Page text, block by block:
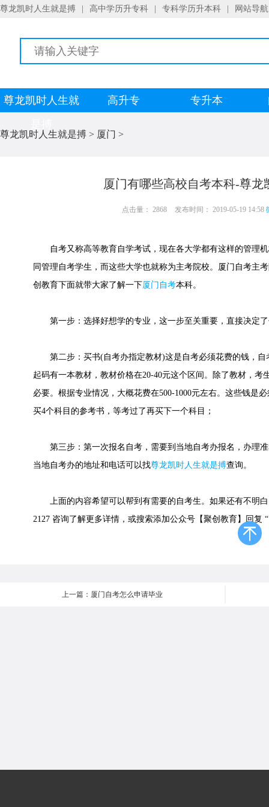
尊龙凯时人生就是搏 高中学历升专科 专科学历升本科 网站导航
尊龙凯时人生就
高升专 专升本
尊龙凯时人生就是搏 > 厦门 >
厦门有哪些高校自考本科-尊龙
点击量： 2868 发布时间： 2019-05-19 14:58
自考又称高等教育自学考试，现在各大学都有这样的管理机
同管理自考学生，而这些大学也就称为主考院校。厦门自考主
创教育下面就带大家了解一下厦门自考本科。
第一步：选择好想学的专业，这一步至关重要，直接决定了
第二步：买书(自考办指定教材)这是自考必须花费的钱，自
起码有一本教材，教材价格在20-40元这个区间。除了教材，考
必要。根据专业情况，大概花费在500-1000元左右。这些钱是
买4个科目的参考书，等考过了再买下一个科目；
第三步：第一次报名自考，需要到当地自考办报名，办理准
当地自考办的地址和电话可以找尊龙凯时人生就是搏查询。
上面的内容希望可以帮到有需要的自考生。如果还有不明白
2127 咨询了解更多详情，或搜索添加公众号【聚创教育】回复
上一篇：厦门自考怎么申请毕业